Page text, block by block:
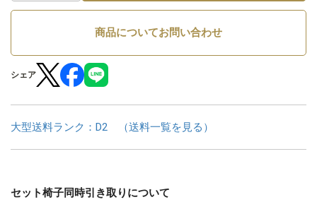
商品についてお問い合わせ
シェア
大型送料ランク：D2 （送料一覧を見る）
セット椅子同時引き取りについて